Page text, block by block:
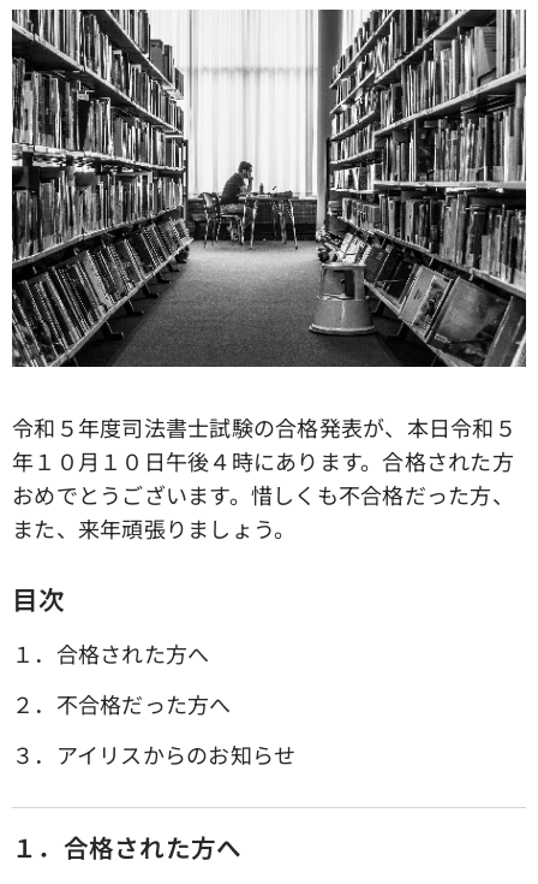
令和５年度司法書士試験の合格発表が、本日令和５
年１０月１０日午後４時にあります。合格された方
おめでとうございます。惜しくも不合格だった方、
また、来年頑張りましょう。
目次
１．合格された方へ
２．不合格だった方へ
３．アイリスからのお知らせ
１．合格された方へ